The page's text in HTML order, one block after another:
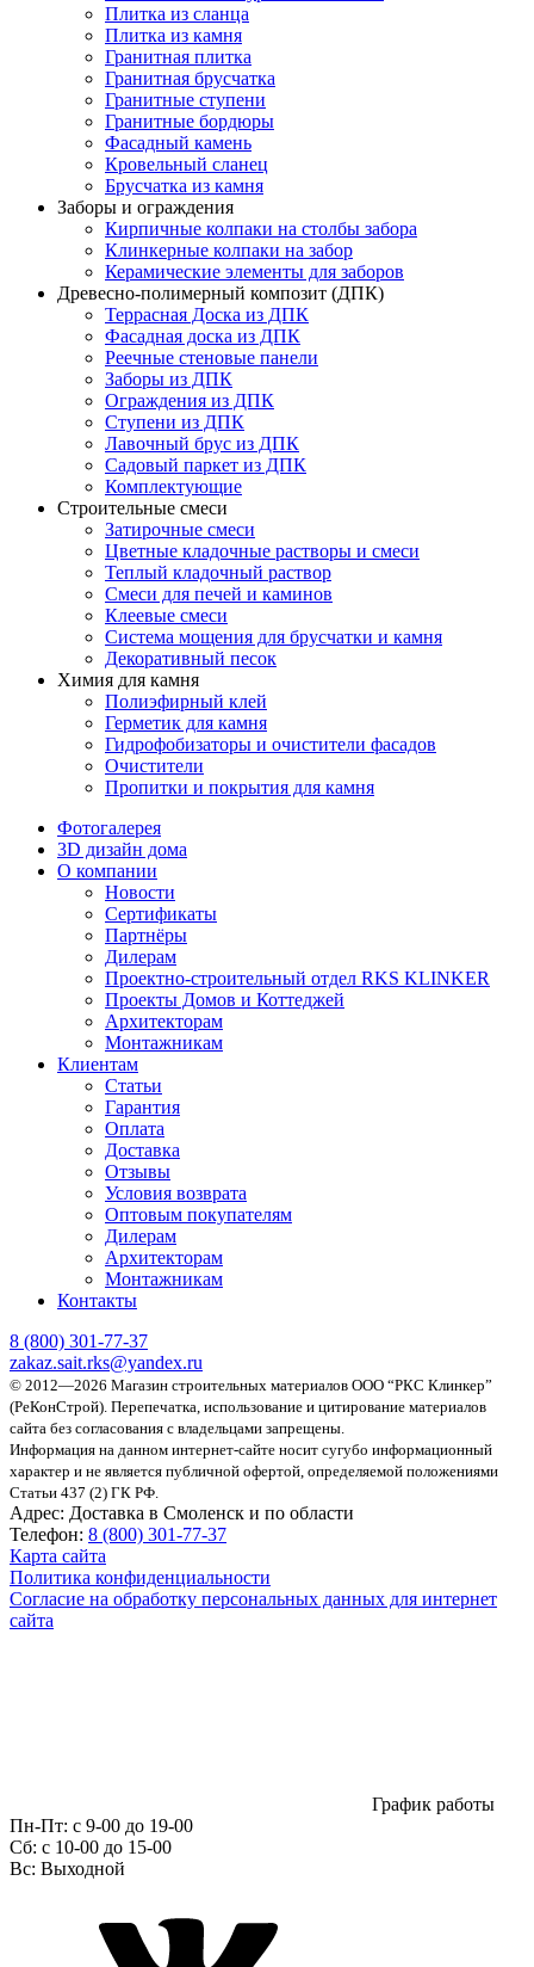
Плитка из сланца
Плитка из камня
Гранитная плитка
Гранитная брусчатка
Гранитные ступени
Гранитные бордюры
Фасадный камень
Кровельный сланец
Брусчатка из камня
Заборы и ограждения
Кирпичные колпаки на столбы забора
Клинкерные колпаки на забор
Керамические элементы для заборов
Древесно-полимерный композит (ДПК)
Террасная Доска из ДПК
Фасадная доска из ДПК
Реечные стеновые панели
Заборы из ДПК
Ограждения из ДПК
Ступени из ДПК
Лавочный брус из ДПК
Садовый паркет из ДПК
Комплектующие
Строительные смеси
Затирочные смеси
Цветные кладочные растворы и смеси
Теплый кладочный раствор
Смеси для печей и каминов
Клеевые смеси
Система мощения для брусчатки и камня
Декоративный песок
Химия для камня
Полиэфирный клей
Герметик для камня
Гидрофобизаторы и очистители фасадов
Очистители
Пропитки и покрытия для камня
Фотогалерея
3D дизайн дома
О компании
Новости
Сертификаты
Партнёры
Дилерам
Проектно-строительный отдел RKS KLINKER
Проекты Домов и Коттеджей
Архитекторам
Монтажникам
Клиентам
Статьи
Гарантия
Оплата
Доставка
Отзывы
Условия возврата
Оптовым покупателям
Дилерам
Архитекторам
Монтажникам
Контакты
8 (800) 301-77-37
zakaz.sait.rks@yandex.ru
© 2012—2026 Магазин строительных материалов ООО “РКС Клинкер”
(РеКонСтрой). Перепечатка, использование и цитирование материалов
сайта без согласования с владельцами запрещены.
Информация на данном интернет-сайте носит сугубо информационный
характер и не является публичной офертой, определяемой положениями
Статьи 437 (2) ГК РФ.
Адрес: Доставка в Смоленск и по области
Телефон: 8 (800) 301-77-37
Карта сайта
Политика конфиденциальности
Согласие на обработку персональных данных для интернет
сайта
График работы
Пн-Пт: с 9-00 до 19-00
Сб: c 10-00 до 15-00
Вс: Выходной